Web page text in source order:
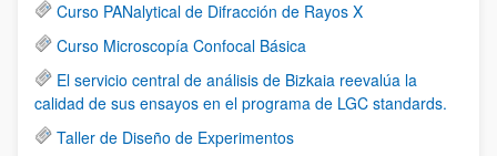
Curso PANalytical de Difracción de Rayos X
Curso Microscopía Confocal Básica
El servicio central de análisis de Bizkaia reevalúa la
calidad de sus ensayos en el programa de LGC standards.
Taller de Diseño de Experimentos